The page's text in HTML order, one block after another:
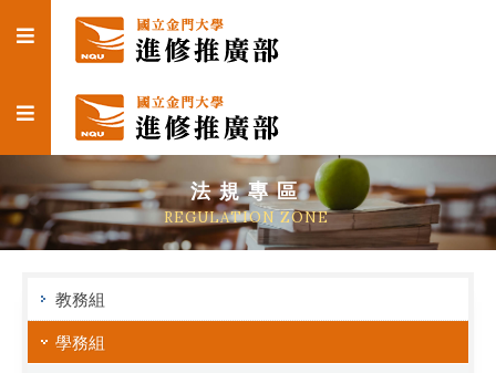
法規專區
REGULATION ZONE
教務組
學務組